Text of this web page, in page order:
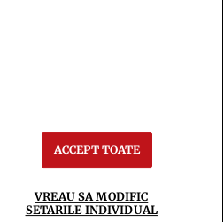
ACCEPT TOATE
VREAU SA MODIFIC
SETARILE INDIVIDUAL